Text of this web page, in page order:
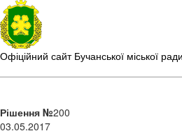
Офіційний сайт Бучанської міської ради
Рішення №200
03.05.2017